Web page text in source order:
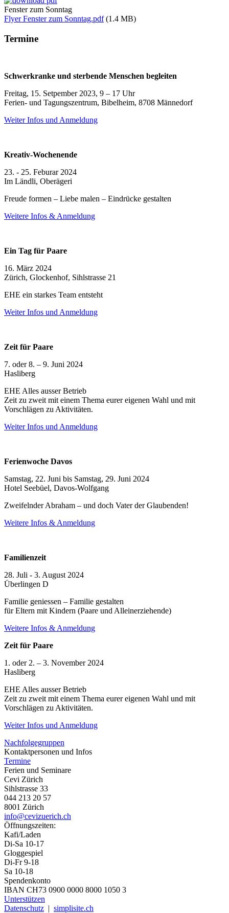
Fenster zum Sonntag
Flyer Fenster zum Sonntag.pdf(1.4 MB)
Termine
Schwerkranke und sterbende Menschen begleiten
Freitag, 15. Setpember 2023, 9 – 17 Uhr
Ferien- und Tagungszentrum, Bibelheim, 8708 Männedorf
Weiter Infos und Anmeldung
Kreativ-Wochenende
23. - 25. Feburar 2024
Im Ländli, Oberägeri
Freude formen – Liebe malen – Eindrücke gestalten
Weitere Infos & Anmeldung
Ein Tag für Paare
16. März 2024
Zürich, Glockenhof, Sihlstrasse 21
EHE ein starkes Team entsteht
Weiter Infos und Anmeldung
Zeit für Paare
7. oder 8. – 9. Juni 2024
Hasliberg
EHE Alles ausser Betrieb
Zeit zu zweit mit einem Thema eurer eigenen Wahl und mit
Vorschlägen zu Aktivitäten.
Weiter Infos und Anmeldung
Ferienwoche Davos
Samstag, 22. Juni bis Samstag, 29. Juni 2024
Hotel Seebüel, Davos-Wolfgang
Zweifelnder Abraham – und doch Vater der Glaubenden!
Weitere Infos & Anmeldung
Familienzeit
28. Juli - 3. August 2024
Überlingen D
Familie geniessen – Familie gestalten
für Eltern mit Kindern (Paare und Alleinerziehende)
Weitere Infos & Anmeldung
Zeit für Paare
1. oder 2. – 3. November 2024
Hasliberg
EHE Alles ausser Betrieb
Zeit zu zweit mit einem Thema eurer eigenen Wahl und mit
Vorschlägen zu Aktivitäten.
Weiter Infos und Anmeldung
Nachfolgegruppen
Kontaktpersonen und Infos
Termine
Ferien und Seminare
Cevi Zürich
Sihlstrasse 33
044 213 20 57
8001 Zürich
info@cevizuerich.ch
Öffnungszeiten:
Kafi/Laden
Di-Sa 10-17
Gloggespiel
Di-Fr 9-18
Sa 10-18
Spendenkonto
IBAN CH73 0900 0000 8000 1050 3
Unterstützen
Datenschutz | simplisite.ch